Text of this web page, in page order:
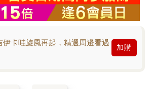
卡哇旋風再起，精選周邊看過
加購